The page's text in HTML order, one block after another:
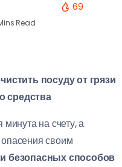
Read
69
посуду от грязи
средства
на счету, а
своим
безопасных способов